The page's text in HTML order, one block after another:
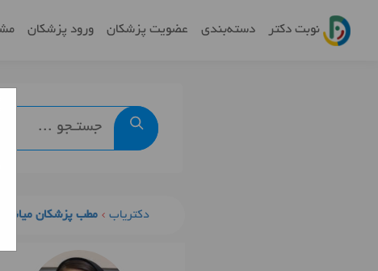
نوبت دکتر دسته‌بندی عضویت پزشکان ورود پزشکان
دکتریاب مطب پزشکان